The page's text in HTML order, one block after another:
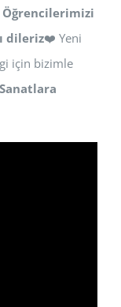
Öğrencilerimizi
dileriz❤️ Yeni
için bizimle